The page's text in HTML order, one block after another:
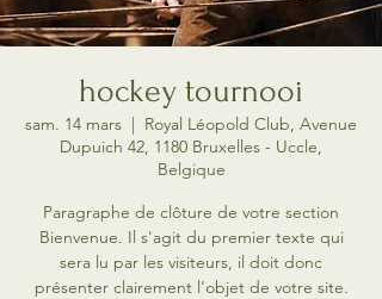
hockey tournooi
sam. 14 mars
  |
Royal Léopold Club, Avenue
Dupuich 42, 1180 Bruxelles - Uccle,
Belgique
Paragraphe de clôture de votre section
Bienvenue. Il s'agit du premier texte qui
sera lu par les visiteurs, il doit donc
présenter clairement l'objet de votre site.